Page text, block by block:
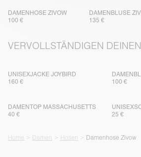
DAMENHOSE ZIVOW
100 €
DAMENBLUSE
135 €
VERVOLLSTÄNDIGEN
UNISEXJACKE JOYBIRD
160 €
100 €
DAMENTOP MASSACHUSETTS
40 €
25 €
Home Damen Hosen Damenhose Zivow